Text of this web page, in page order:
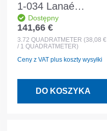
1-034 Lanaé
3100x1200x200mm
filc mocujący
między krokwiami
Dostępny
Cena regularna:
141,66 €
3.72 QUADRATMETER (38,08 €
/ 1 QUADRATMETER)
Ceny z VAT plus koszty wysyłki
DO KOSZYKA